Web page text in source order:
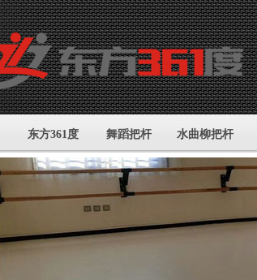
东方361度 舞蹈把杆 水曲柳把杆